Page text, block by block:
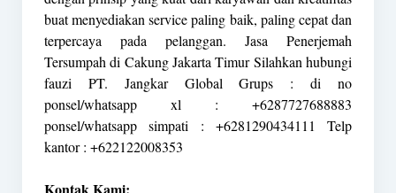
buat menyediakan service paling baik, paling cepat dan
terpercaya pada pelanggan. Jasa Penerjemah
Tersumpah di Cakung Jakarta Timur Silahkan hubungi
fauzi PT. Jangkar Global Grups : di no
ponsel/whatsapp xl : +6287727688883
ponsel/whatsapp simpati : +6281290434111 Telp
kantor : +622122008353
Kontak Kami: